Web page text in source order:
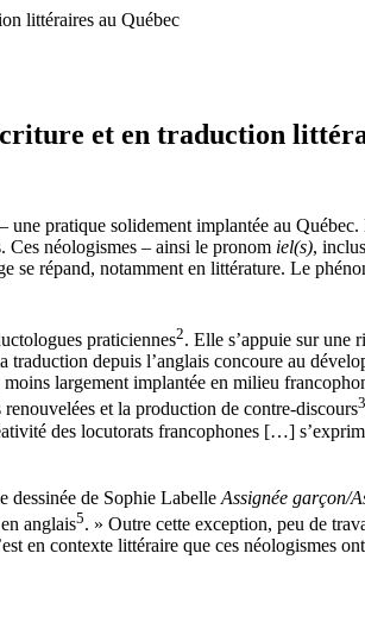
littéraires au Québec
et en traduction
pratique solidement implantée au
Ces néologismes – ainsi le pronom iel(s),
se répand, notamment en littérature. Le
praticiennes2. Elle s’appuie sur une
depuis l’anglais concoure au
largement implantée en milieu
et la production de contre-discours3
des locutorats francophones […]
dessinée de Sophie Labelle Assignée garçon/
anglais5. » Outre cette exception, peu de
en contexte littéraire que ces néologismes